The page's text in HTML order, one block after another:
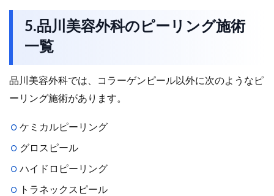
5.品川美容外科のピーリング施術
一覧
品川美容外科では、コラーゲンピール以外に次のようなピ
ーリング施術があります。
ケミカルピーリング
グロスピール
ハイドロピーリング
トラネックスピール